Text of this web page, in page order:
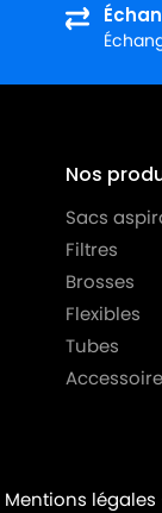
Nos
Sacs
Filtres
Brosses
Flexibles
Tubes
Mentions légales